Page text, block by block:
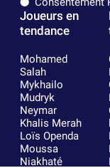
Joueurs en
tendance
Mohamed
Salah
Mykhailo
Mudryk
Neymar
Khalis Merah
Loïs Openda
Moussa
Niakhaté